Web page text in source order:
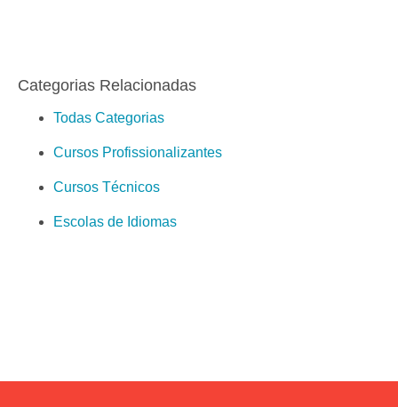
Categorias Relacionadas
Todas Categorias
Cursos Profissionalizantes
Cursos Técnicos
Escolas de Idiomas